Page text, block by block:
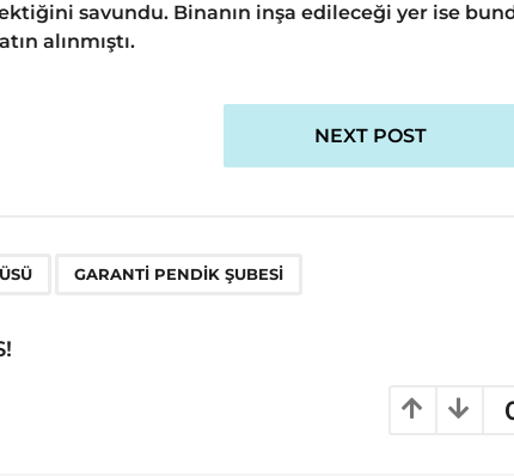
savundu. Binanın inşa edileceği yer ise
alınmıştı.
NEXT POST
GARANTI PENDIK ŞUBESI